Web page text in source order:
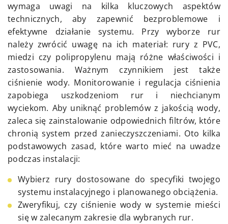
wymaga uwagi na kilka kluczowych aspektów
technicznych, aby zapewnić bezproblemowe i
efektywne działanie systemu. Przy wyborze rur
należy zwrócić uwagę na ich materiał: rury z PVC,
miedzi czy polipropylenu mają różne właściwości i
zastosowania. Ważnym czynnikiem jest także
ciśnienie wody. Monitorowanie i regulacja ciśnienia
zapobiega uszkodzeniom rur i niechcianym
wyciekom. Aby uniknąć problemów z jakością wody,
zaleca się zainstalowanie odpowiednich filtrów, które
chronią system przed zanieczyszczeniami. Oto kilka
podstawowych zasad, które warto mieć na uwadze
podczas instalacji:
Wybierz rury dostosowane do specyfiki twojego
systemu instalacyjnego i planowanego obciążenia.
Zweryfikuj, czy ciśnienie wody w systemie mieści
się w zalecanym zakresie dla wybranych rur.